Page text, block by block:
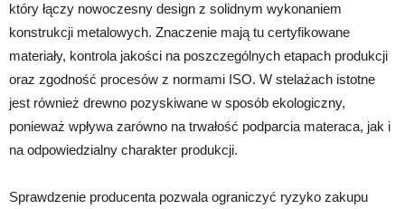
który łączy nowoczesny design z solidnym wykonaniem
konstrukcji metalowych. Znaczenie mają tu certyfikowane
materiały, kontrola jakości na poszczególnych etapach produkcji
oraz zgodność procesów z normami ISO. W stelażach istotne
jest również drewno pozyskiwane w sposób ekologiczny,
ponieważ wpływa zarówno na trwałość podparcia materaca, jak i
na odpowiedzialny charakter produkcji.
Sprawdzenie producenta pozwala ograniczyć ryzyko zakupu